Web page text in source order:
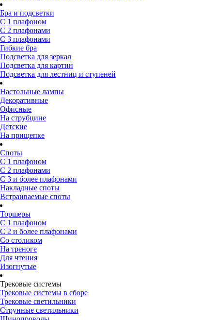
Бра и подсветки
С 1 плафоном
С 2 плафонами
С 3 плафонами
Гибкие бра
Подсветка для зеркал
Подсветка для картин
Подсветка для лестниц и ступеней
Настольные лампы
Декоративные
Офисные
На струбцине
Детские
На прищепке
Споты
С 1 плафоном
С 2 плафонами
С 3 и более плафонами
Накладные споты
Встраиваемые споты
Торшеры
С 1 плафоном
С 2 и более плафонами
Со столиком
На треноге
Для чтения
Изогнутые
Трековые системы
Трековые системы в сборе
Трековые светильники
Струнные светильники